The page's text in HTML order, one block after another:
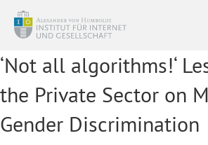
‘Not all algorithms!‘
the Private Sector on
Gender Discrimination